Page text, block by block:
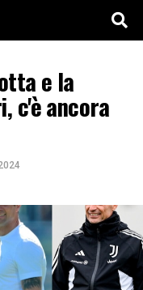
e la
c'è ancora